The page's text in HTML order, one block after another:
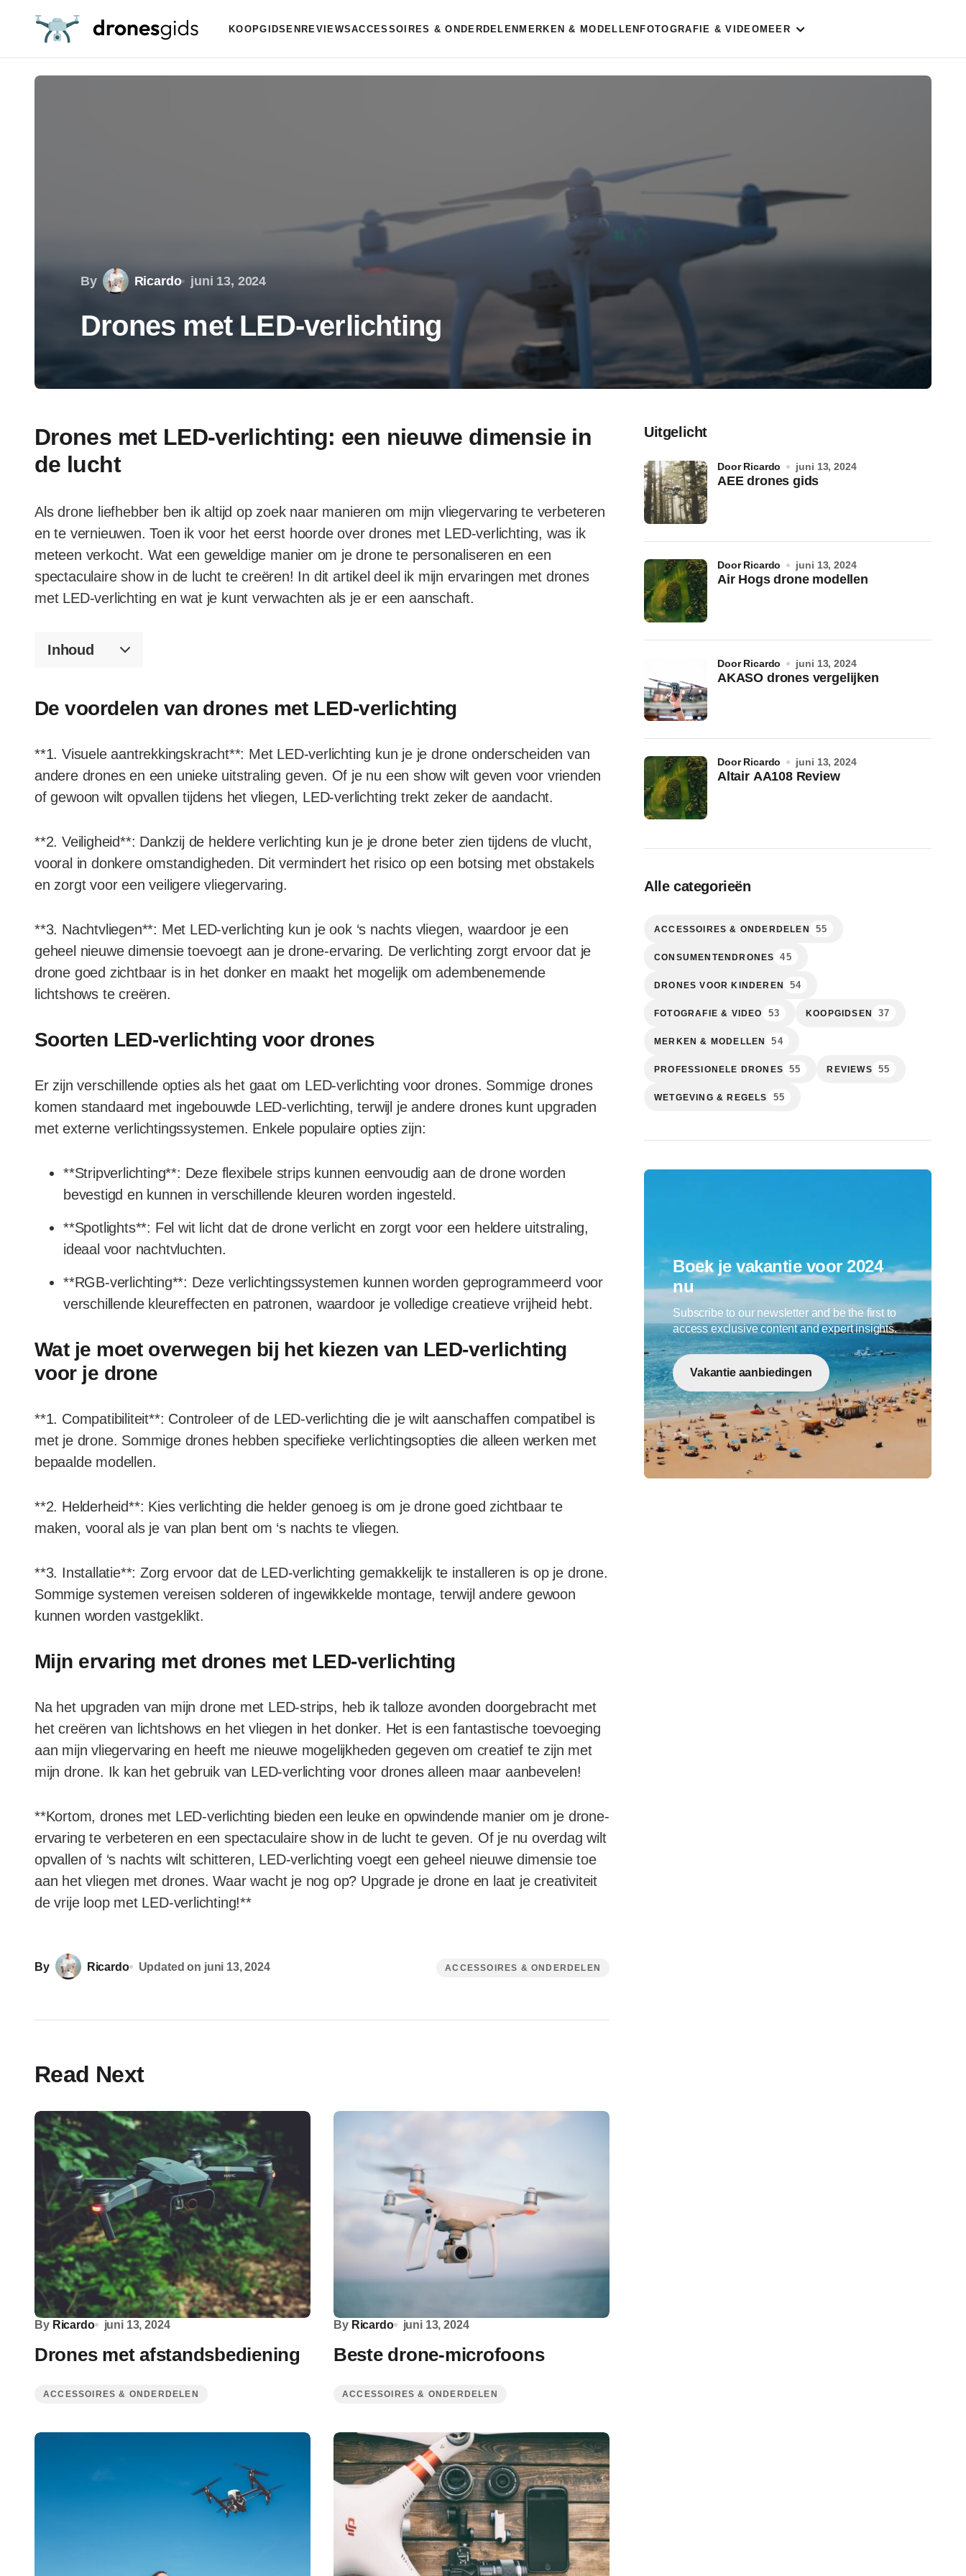
KOOPGIDSEN REVIEWSACCESSOIRES & ONDERDELEN MERKEN & MODELLEN FOTOGRAFIE & VIDEO MEER
By Ricardo juni 13, 2024
Drones met LED-verlichting
Drones met LED-verlichting: een nieuwe dimensie in
de lucht
Als drone liefhebber ben ik altijd op zoek naar manieren om mijn vliegervaring te verbeteren
en te vernieuwen. Toen ik voor het eerst hoorde over drones met LED-verlichting, was ik
meteen verkocht. Wat een geweldige manier om je drone te personaliseren en een
spectaculaire show in de lucht te creëren! In dit artikel deel ik mijn ervaringen met drones
met LED-verlichting en wat je kunt verwachten als je er een aanschaft.
Inhoud
De voordelen van drones met LED-verlichting
**1. Visuele aantrekkingskracht**: Met LED-verlichting kun je je drone onderscheiden van
andere drones en een unieke uitstraling geven. Of je nu een show wilt geven voor vrienden
of gewoon wilt opvallen tijdens het vliegen, LED-verlichting trekt zeker de aandacht.
**2. Veiligheid**: Dankzij de heldere verlichting kun je je drone beter zien tijdens de vlucht,
vooral in donkere omstandigheden. Dit vermindert het risico op een botsing met obstakels
en zorgt voor een veiligere vliegervaring.
**3. Nachtvliegen**: Met LED-verlichting kun je ook ‘s nachts vliegen, waardoor je een
geheel nieuwe dimensie toevoegt aan je drone-ervaring. De verlichting zorgt ervoor dat je
drone goed zichtbaar is in het donker en maakt het mogelijk om adembenemende
lichtshows te creëren.
Soorten LED-verlichting voor drones
Er zijn verschillende opties als het gaat om LED-verlichting voor drones. Sommige drones
komen standaard met ingebouwde LED-verlichting, terwijl je andere drones kunt upgraden
met externe verlichtingssystemen. Enkele populaire opties zijn:
**Stripverlichting**: Deze flexibele strips kunnen eenvoudig aan de drone worden
bevestigd en kunnen in verschillende kleuren worden ingesteld.
**Spotlights**: Fel wit licht dat de drone verlicht en zorgt voor een heldere uitstraling,
ideaal voor nachtvluchten.
**RGB-verlichting**: Deze verlichtingssystemen kunnen worden geprogrammeerd voor
verschillende kleureffecten en patronen, waardoor je volledige creatieve vrijheid hebt.
Wat je moet overwegen bij het kiezen van LED-verlichting
voor je drone
**1. Compatibiliteit**: Controleer of de LED-verlichting die je wilt aanschaffen compatibel is
met je drone. Sommige drones hebben specifieke verlichtingsopties die alleen werken met
bepaalde modellen.
**2. Helderheid**: Kies verlichting die helder genoeg is om je drone goed zichtbaar te
maken, vooral als je van plan bent om ‘s nachts te vliegen.
**3. Installatie**: Zorg ervoor dat de LED-verlichting gemakkelijk te installeren is op je drone.
Sommige systemen vereisen solderen of ingewikkelde montage, terwijl andere gewoon
kunnen worden vastgeklikt.
Mijn ervaring met drones met LED-verlichting
Na het upgraden van mijn drone met LED-strips, heb ik talloze avonden doorgebracht met
het creëren van lichtshows en het vliegen in het donker. Het is een fantastische toevoeging
aan mijn vliegervaring en heeft me nieuwe mogelijkheden gegeven om creatief te zijn met
mijn drone. Ik kan het gebruik van LED-verlichting voor drones alleen maar aanbevelen!
**Kortom, drones met LED-verlichting bieden een leuke en opwindende manier om je drone-
ervaring te verbeteren en een spectaculaire show in de lucht te geven. Of je nu overdag wilt
opvallen of ‘s nachts wilt schitteren, LED-verlichting voegt een geheel nieuwe dimensie toe
aan het vliegen met drones. Waar wacht je nog op? Upgrade je drone en laat je creativiteit
de vrije loop met LED-verlichting!**
By Ricardo Updated on juni 13, 2024 ACCESSOIRES & ONDERDELEN
Read Next
By Ricardo juni 13, 2024
Drones met afstandsbediening
ACCESSOIRES & ONDERDELEN
By Ricardo juni 13, 2024
Beste drone-microfoons
ACCESSOIRES & ONDERDELEN
Uitgelicht
AEE drones gids
door Ricardo juni 13, 2024
Air Hogs drone modellen
door Ricardo juni 13, 2024
AKASO drones vergelijken
door Ricardo juni 13, 2024
Altair AA108 Review
door Ricardo juni 13, 2024
Alle categorieën
ACCESSOIRES & ONDERDELEN 55
CONSUMENTENDRONES 45
DRONES VOOR KINDEREN 54
FOTOGRAFIE & VIDEO 53 KOOPGIDSEN 37
MERKEN & MODELLEN 54
PROFESSIONELE DRONES 55 REVIEWS 55
WETGEVING & REGELS 55
Boek je vakantie voor 2024
nu
Subscribe to our newsletter and be the first to
access exclusive content and expert insights.
Vakantie aanbiedingen